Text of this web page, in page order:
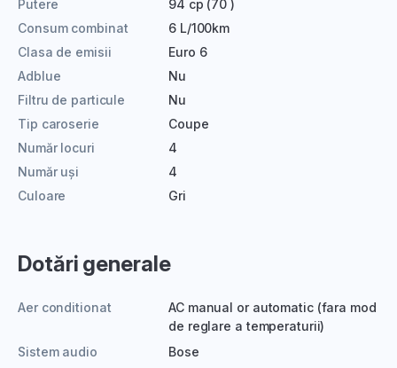
Putere
94 cp (70 )
Consum combinat
6 L/100km
Clasa de emisii
Euro 6
Adblue
Nu
Filtru de particule
Nu
Tip caroserie
Coupe
Număr locuri
4
Număr uși
4
Culoare
Gri
Dotări generale
Aer conditionat
AC manual or automatic (fara mod
de reglare a temperaturii)
Sistem audio
Bose